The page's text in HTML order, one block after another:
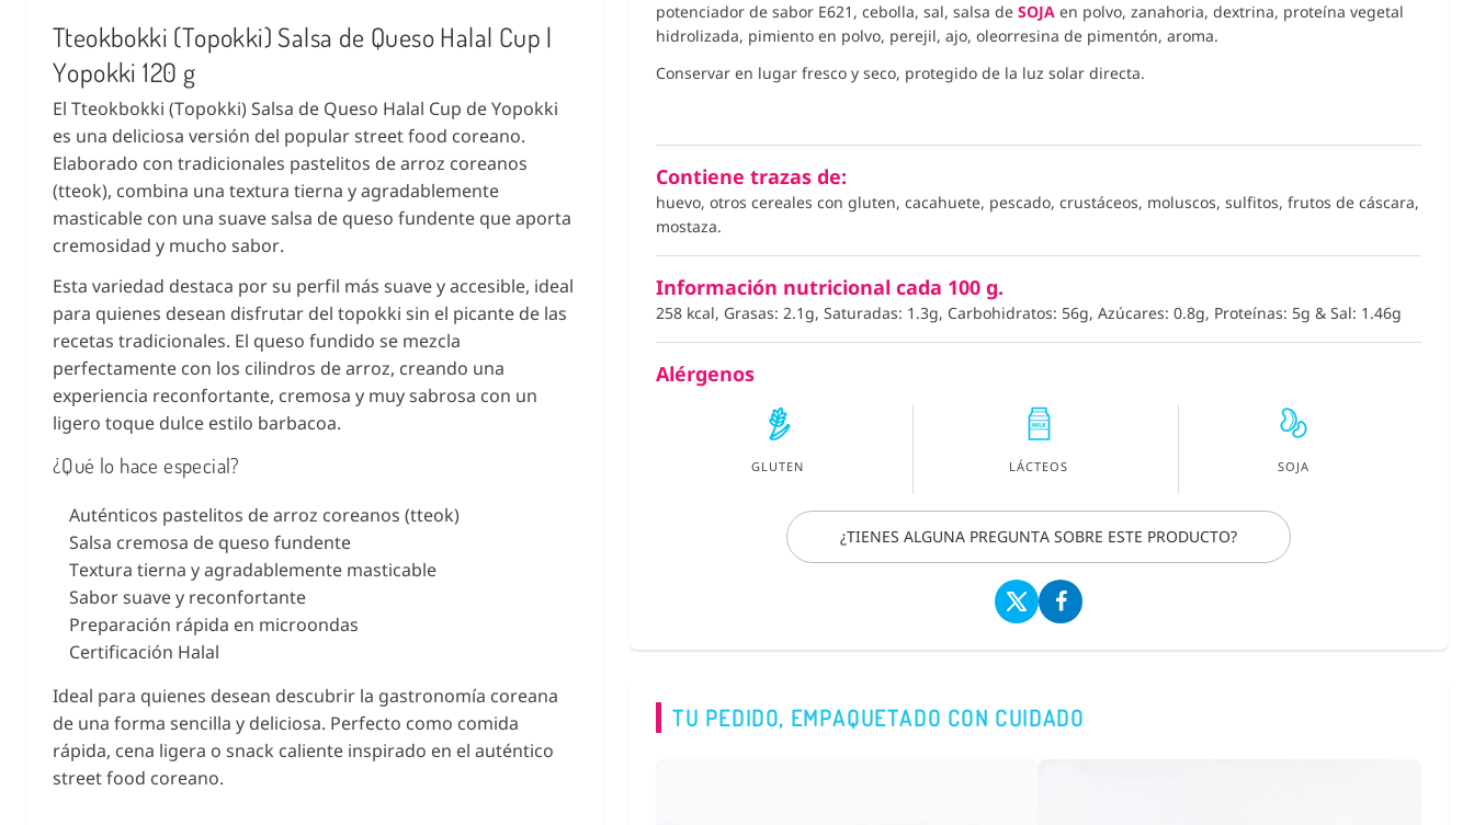
Tteokbokki (Topokki) Salsa de Queso Halal Cup |
Yopokki 120 g
El Tteokbokki (Topokki) Salsa de Queso Halal Cup de Yopokki
es una deliciosa versión del popular street food coreano.
Elaborado con tradicionales pastelitos de arroz coreanos
(tteok), combina una textura tierna y agradablemente
masticable con una suave salsa de queso fundente que aporta
cremosidad y mucho sabor.
Esta variedad destaca por su perfil más suave y accesible, ideal
para quienes desean disfrutar del topokki sin el picante de las
recetas tradicionales. El queso fundido se mezcla
perfectamente con los cilindros de arroz, creando una
experiencia reconfortante, cremosa y muy sabrosa con un
ligero toque dulce estilo barbacoa.
¿Qué lo hace especial?
Auténticos pastelitos de arroz coreanos (tteok)
Salsa cremosa de queso fundente
Textura tierna y agradablemente masticable
Sabor suave y reconfortante
Preparación rápida en microondas
Certificación Halal
Ideal para quienes desean descubrir la gastronomía coreana
de una forma sencilla y deliciosa. Perfecto como comida
rápida, cena ligera o snack caliente inspirado en el auténtico
street food coreano.
potenciador de sabor E621, cebolla, sal, salsa de SOJA en polvo, zanahoria, dextrina, proteína vegetal
hidrolizada, pimiento en polvo, perejil, ajo, oleorresina de pimentón, aroma.
Conservar en lugar fresco y seco, protegido de la luz solar directa.
Contiene trazas de:
huevo, otros cereales con gluten, cacahuete, pescado, crustáceos, moluscos, sulfitos, frutos de cáscara,
mostaza.
Información nutricional cada 100 g.
258 kcal, Grasas: 2.1g, Saturadas: 1.3g, Carbohidratos: 56g, Azúcares: 0.8g, Proteínas: 5g & Sal: 1.46g
Alérgenos
GLUTEN LÁCTEOS SOJA
¿TIENES ALGUNA PREGUNTA SOBRE ESTE PRODUCTO?
TU PEDIDO, EMPAQUETADO CON CUIDADO